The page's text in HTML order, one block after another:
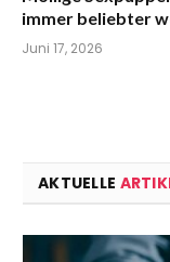
immer beliebter
Juni 17, 2026
AKTUELLE